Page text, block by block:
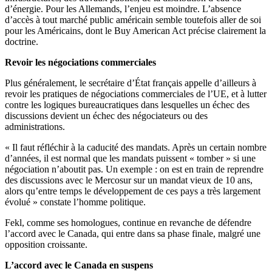
d’énergie. Pour les Allemands, l’enjeu est moindre. L’absence
d’accès à tout marché public américain semble toutefois aller de soi
pour les Américains, dont le Buy American Act précise clairement la
doctrine.
Revoir les négociations commerciales
Plus généralement, le secrétaire d’État français appelle d’ailleurs à
revoir les pratiques de négociations commerciales de l’UE, et à lutter
contre les logiques bureaucratiques dans lesquelles un échec des
discussions devient un échec des négociateurs ou des
administrations.
« Il faut réfléchir à la caducité des mandats. Après un certain nombre
d’années, il est normal que les mandats puissent « tomber » si une
négociation n’aboutit pas. Un exemple : on est en train de reprendre
des discussions avec le Mercosur sur un mandat vieux de 10 ans,
alors qu’entre temps le développement de ces pays a très largement
évolué » constate l’homme politique.
Fekl, comme ses homologues, continue en revanche de défendre
l’accord avec le Canada, qui entre dans sa phase finale, malgré une
opposition croissante.
L’accord avec le Canada en suspens